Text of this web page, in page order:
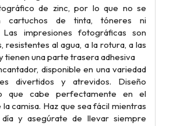
de zinc, por lo que no se
cartuchos de tinta, tóneres ni
Las impresiones fotográficas son
resistentes al agua, a la rotura, a las
tienen una parte trasera adhesiva
disponible en una variedad
divertidos y atrevidos. Diseño
que cabe perfectamente en el
la camisa. Haz que sea fácil mientras
y asegúrate de llevar siempre